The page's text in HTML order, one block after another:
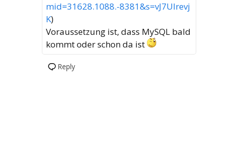
mid=31628.1088.-8381&s=vJ7UIrevj
K)
Voraussetzung ist, dass MySQL bald
kommt oder schon da ist
Reply